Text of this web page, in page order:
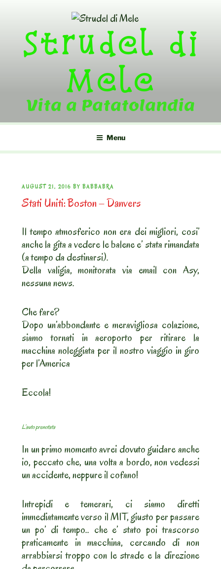
contentStrudel di
Mele
Vita a Patatolandia
Menu
POSTED
ON
AUGUST 21, 2016 BY BABBABRA
Stati Uniti: Boston – Danvers
Il tempo atmosferico non era dei migliori, cosi’
anche la gita a vedere le balene e’ stata rimandata
(a tempo da destinarsi).
Della valigia, monitorata via email con Asy,
nessuna news.
Che fare?
Dopo un’abbondante e meravigliosa colazione,
siamo tornati in aeroporto per ritirare la
macchina noleggiata per il nostro viaggio in giro
per l’America
Eccola!
L’auto prenotata
In un primo momento avrei dovuto guidare anche
io, peccato che, una volta a bordo, non vedessi
un accidente, neppure il cofano!
Intrepidi e temerari, ci siamo diretti
immediatamente verso il MIT, giusto per passare
un po’ di tempo.. che e’ stato poi trascorso
praticamente in macchina, cercando di non
arrabbiarsi troppo con le strade e la direzione